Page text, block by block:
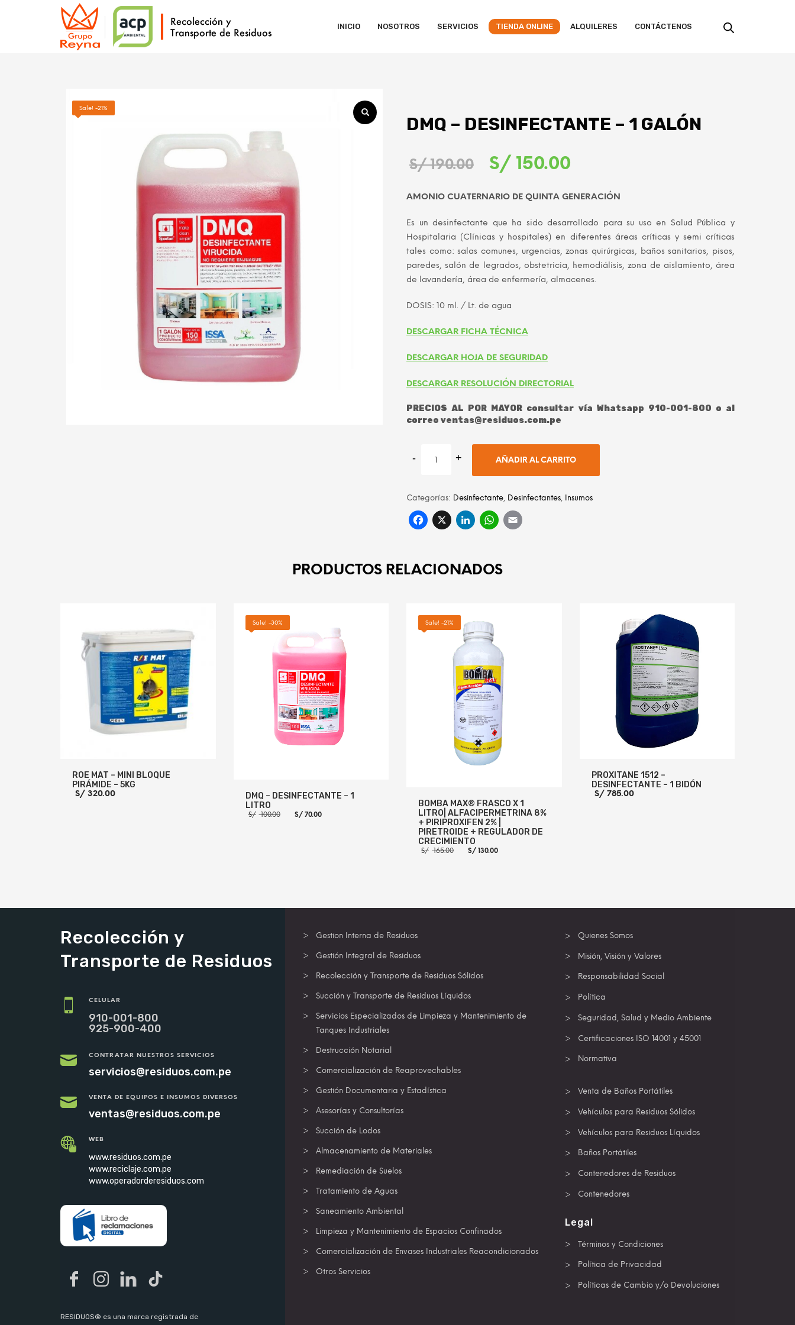
INICIO NOSOTROS SERVICIOS TIENDA ONLINE ALQUILERES CONTÁCTENOS
Sale! -21%
DMQ – DESINFECTANTE – 1 GALÓN
S/190.00
El
original
era:
S/ 190.00.
S/ 150.00
es:
S/ 150.00.
AMONIO CUATERNARIO DE QUINTA GENERACIÓN
Es un desinfectante que ha sido desarrollado para su uso en Salud Pública y
Hospitalaria (Clínicas y hospitales) en diferentes áreas críticas y semi críticas
tales como: salas comunes, urgencias, zonas quirúrgicas, baños sanitarios, pisos,
paredes, salón de legrados, obstetricia, hemodiálisis, zona de aislamiento, área
de lavandería, área de enfermería, almacenes.
DOSIS: 10 ml. / Lt. de agua
DESCARGAR FICHA TÉCNICA
DESCARGAR HOJA DE SEGURIDAD
DESCARGAR RESOLUCIÓN DIRECTORIAL
PRECIOS AL POR MAYOR consultar vía Whatsapp 910-001-800 o al
correo ventas@residuos.com.pe
AÑADIR AL CARRITO
Categorías: Desinfectante, Desinfectantes, Insumos
Facebook
X LinkedIn
WhatsApp
PRODUCTOS RELACIONADOS
ROE MAT – MINI BLOQUE
PIRÁMIDE – 5KG
S/ 320.00
Sale! -30%
DMQ – DESINFECTANTE – 1
LITRO
S/ 100.00
El
S/70.00
Sale! -21%
BOMBA MAX® FRASCO X 1
LITRO| ALFACIPERMETRINA 8%
+ PIRIPROXIFEN 2% |
PIRETROIDE + REGULADOR DE
CRECIMIENTO
S/ 165.00
El
S/ 130.00
PROXITANE 1512 –
DESINFECTANTE – 1 BIDÓN
S/785.00
Recolección y
Transporte de Residuos
CELULAR
910-001-800
925-900-400
CONTRATAR NUESTROS SERVICIOS
servicios@residuos.com.pe
VENTA DE EQUIPOS E INSUMOS DIVERSOS
ventas@residuos.com.pe
WEB
www.residuos.com.pe
www.reciclaje.com.pe
www.operadorderesiduos.com
RESIDUOS® es una marca registrada de
Gestion Interna de Residuos
Gestión Integral de Residuos
Recolección y Transporte de Residuos Sólidos
Succión y Transporte de Residuos Líquidos
Servicios Especializados de Limpieza y Mantenimiento de
Tanques Industriales
Destrucción Notarial
Comercialización de Reaprovechables
Gestión Documentaria y Estadística
Asesorías y Consultorías
Succión de Lodos
Almacenamiento de Materiales
Remediación de Suelos
Tratamiento de Aguas
Saneamiento Ambiental
Limpieza y Mantenimiento de Espacios Confinados
Comercialización de Envases Industriales Reacondicionados
Otros Servicios
Quienes Somos
Misión, Visión y Valores
Responsabilidad Social
Política
Seguridad, Salud y Medio Ambiente
Certificaciones ISO 14001 y 45001
Normativa
Venta de Baños Portátiles
Vehículos para Residuos Sólidos
Vehículos para Residuos Líquidos
Baños Portátiles
Contenedores de Residuos
Contenedores
Legal
Términos y Condiciones
Política de Privacidad
Políticas de Cambio y/o Devoluciones